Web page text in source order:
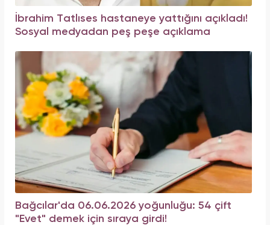
İbrahim Tatlıses hastaneye yattığını açıkladı!
Sosyal medyadan peş peşe açıklama
Bağcılar'da 06.06.2026 yoğunluğu: 54 çift
"Evet" demek için sıraya girdi!